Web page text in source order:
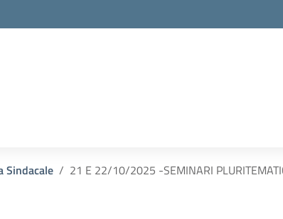
Sindacale 21 E 22/10/2025 -SEMINARI